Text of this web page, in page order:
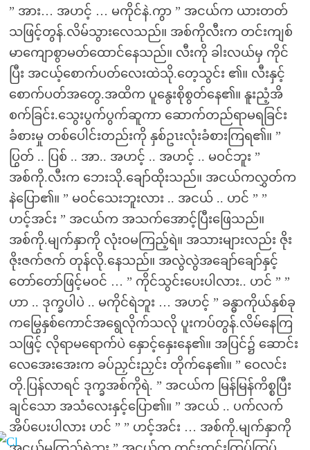
” အား… အဟင့် … မကိုင်နဲ.ကွာ ” အငယ်က ယားတတ်
သဖြင့်တွန်.လိမ်သွားလေသည်။ အစ်ကိုလီးက တင်းကျစ်
မာကျောစွာမတ်ထောင်နေသည်။ လီးကို ခါးလယ်မှ ကိုင်
ပြီး အငယ့်စောက်ပတ်လေးထဲသို.တေ့သွင်း ၏။ လီးနှင့်
စောက်ပတ်အတွေ.အထိက ပူနွေးစိုစွတ်နေ၏။ နူးညံ့အိ
စက်ခြင်း.သွေးပွက်ပွက်ဆူကာ ဆောက်တည်ရာမရခြင်း
ခံစားမှု တစ်ပေါင်းတည်းကို နှစ်ဥၤးလုံးခံစားကြရ၏။ ”
ပြွတ် .. ပြစ် .. အာ.. အဟင့် .. အဟင့် .. မဝင်ဘူး ”
အစ်ကို.လီးက ဘေးသို.ချော်ထိုးသည်။ အငယ်ကလွှတ်က
နဲပြော၏။ ” မဝင်သေးဘူးလား .. အငယ် .. ဟင် ” ”
ဟင့်အင်း ” အငယ်က အသက်အောင့်ပြီးဖြေသည်။
အစ်ကို.မျက်နှာကို လုံးဝမကြည့်ရဲ။ အသားများလည်း ဇိုး
ဇိုးဇက်ဇက် တုန်လို.နေသည်။ အလွဲလွဲအချော်ချော်နှင့်
တော်တော်ဖြင့်မဝင် … ” ကိုင်သွင်းပေးပါလား.. ဟင် ” ”
ဟာ .. ဒုက္ခပါပဲ .. မကိုင်ရဲဘူး … အဟင့် ” ခန္ဓာကိုယ်နှစ်ခု
ကမြွေနှစ်ကောင်အရွေလိုက်သလို ပူးကပ်တွန်.လိမ်နေကြ
သဖြင့် လိုရာမရောက်ပဲ နှောင့်နှေးနေ၏။ အပြင်၌ ဆောင်း
လေအေးအေးက ခပ်ညှင်းညှင်း တိုက်နေ၏။ ” ဝေလင်း
တို.ပြန်လာရင် ဒုက္ခအစ်ကိုရဲ. ” အငယ်က မြန်မြန်ကိစ္စပြီး
ချင်သော အသံလေးနှင့်ပြော၏။ ” အငယ် .. ပက်လက်
အိပ်ပေးပါလား ဟင် ” ” ဟင့်အင်း … အစ်ကို.မျက်နှာကို